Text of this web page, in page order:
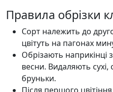
Правила обрізки
Сорт належить до
цвітуть на пагонах
Обрізають наприкінці
весни. Видаляють сухі,
бруньки.